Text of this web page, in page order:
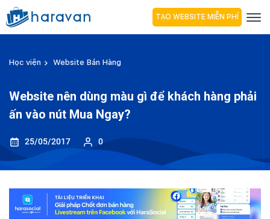
TẠO WEBSITE MIỄN PHÍ
Học viện Website Bán Hàng
Website nên dùng màu gì để khách hàng phải
ấn vào nút Mua Ngay?
25/05/2017 0